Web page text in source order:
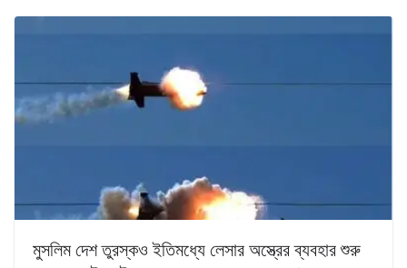
মুসলিম দেশ তুরস্কও ইতিমধ্যে লেসার অস্ত্রের ব্যবহার শুরু